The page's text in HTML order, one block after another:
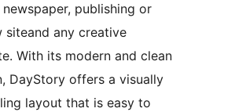
publishing or
siteand any creative
With its modern and clean
DayStory offers a visually
layout that is easy to